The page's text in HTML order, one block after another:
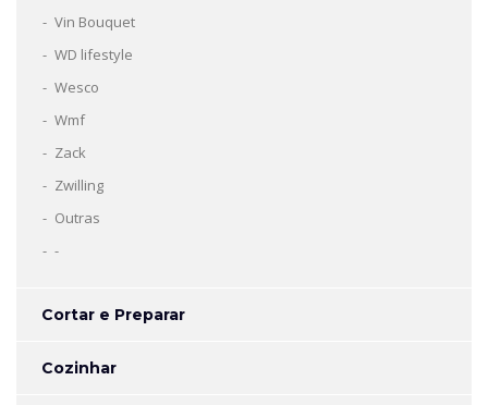
Vin Bouquet
WD lifestyle
Wesco
Wmf
Zack
Zwilling
Outras
-
Cortar e Preparar
Cozinhar